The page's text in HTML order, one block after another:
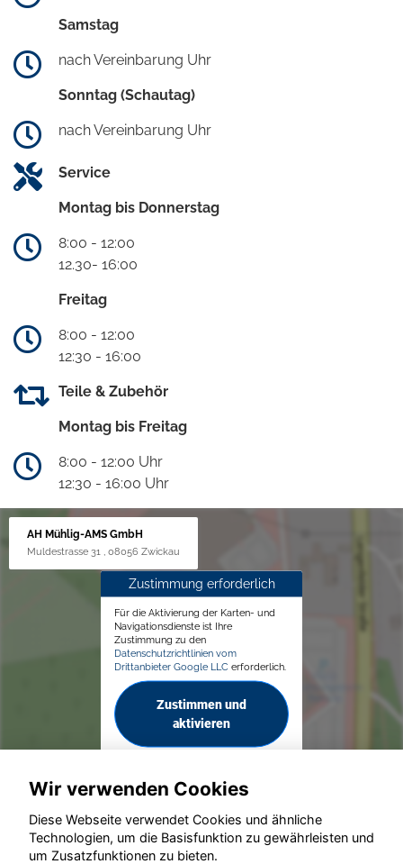
Samstag
nach Vereinbarung Uhr
Sonntag (Schautag)
nach Vereinbarung Uhr
Service
Montag bis Donnerstag
8:00 - 12:00
12.30- 16:00
Freitag
8:00 - 12:00
12:30 - 16:00
Teile & Zubehör
Montag bis Freitag
8:00 - 12:00 Uhr
12:30 - 16:00 Uhr
AH Mühlig-AMS GmbH
Muldestrasse 31 , 08056 Zwickau
Zustimmung erforderlich
Für die Aktivierung der Karten- und
Navigationsdienste ist Ihre
Zustimmung zu den
Datenschutzrichtlinien vom
Drittanbieter Google LLC erforderlich.
Zustimmen und
aktivieren
© konjunkturmotor.de GmbH 2020 - 2026
Wir verwenden Cookies
Diese Webseite verwendet Cookies und ähnliche
Technologien, um die Basisfunktion zu gewährleisten und
um Zusatzfunktionen zu bieten.